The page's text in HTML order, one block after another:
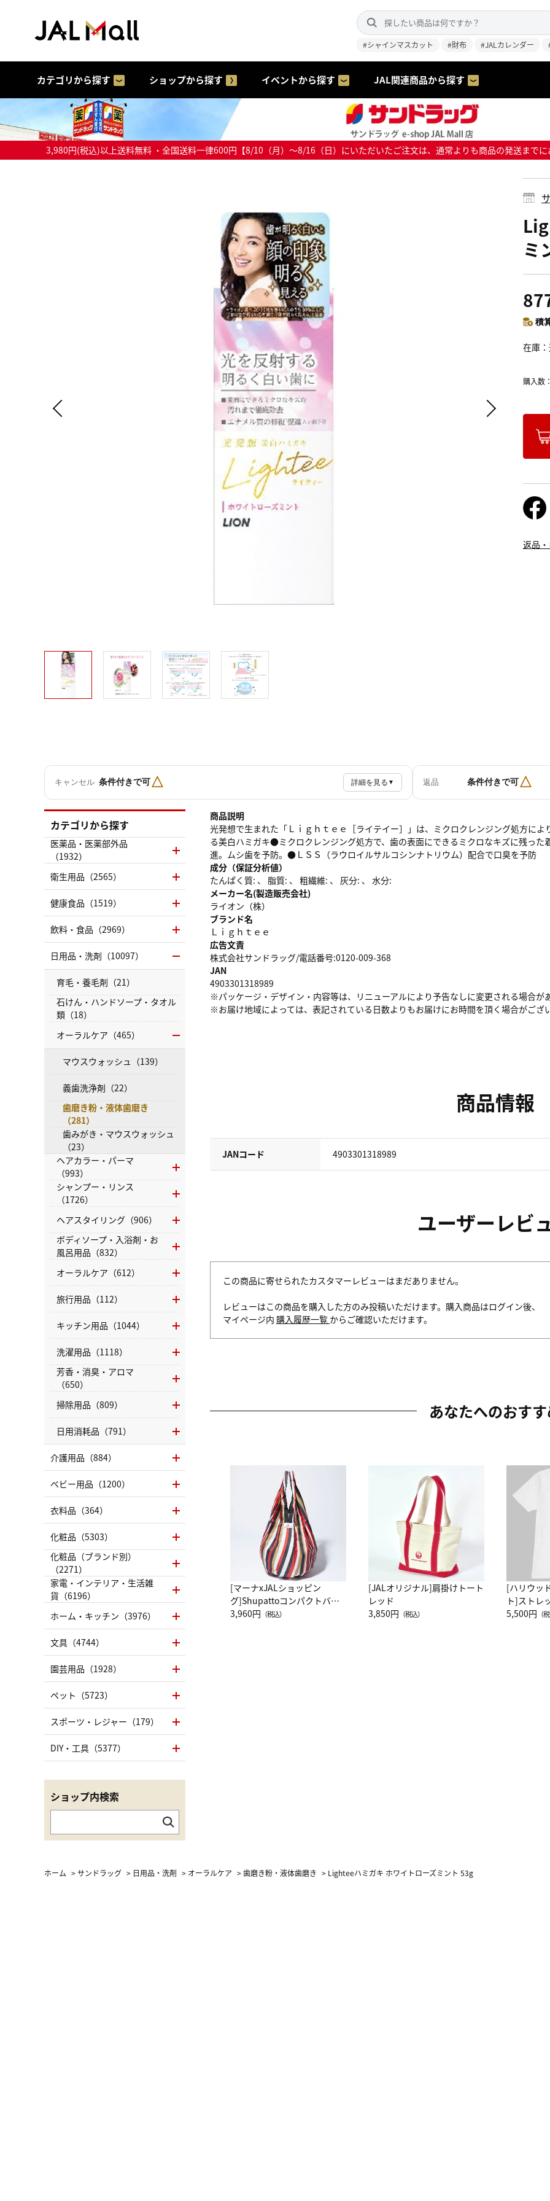
#シャインマスカット #財布 #JALカレンダー
カテゴリから探す ショップから探す イベントから探す JAL関連商品から探す
3,980円(税込)以上送料無料 ・全国送料一律600円【8/10（月）～8/16（日）にいただいたご注文は、通常よりも商品の発送まで
ミ
積
在庫
購入数
返品
キャンセル 条件付きで可△ 詳細を見る ▼ 返品 条件付きで可△
商品説明
光発想で生まれた「Ｌｉｇｈｔｅｅ［ライテイー］」は、ミクロクレンジング処方に
る美白ハミガキ●ミクロクレンジング処方で、歯の表面にできるミクロなキズに残っ
進。ムシ歯を予防。●ＬＳＳ（ラウロイルサルコシンナトリウム）配合で口臭を予防
成分（保証分析値）
たんぱく質: 、 脂質: 、 粗繊維: 、 灰分: 、 水分:
メーカー名(製造販売会社)
ライオン（株）
ブランド名
Ｌｉｇｈｔｅｅ
広告文責
株式会社サンドラッグ/電話番号:0120-009-368
JAN
4903301318989
※パッケージ・デザイン・内容等は、リニューアルにより予告なしに変更される場合が
※お届け地域によっては、表記されている日数よりもお届けにお時間を頂く場合がござ
商品情報
JANコード 4903301318989
ユーザーレビ
この商品に寄せられたカスタマーレビューはまだありません。
レビューはこの商品を購入した方のみ投稿いただけます。購入商品はログイン後、
マイページ内 購入履歴一覧 からご確認いただけます。
あなたへのおす
[マーナxJALショッピン
グ]Shupattoコンパクトバッ
グ Drop JAL客室乗務員
3,960円 （税込）
[JALオリジナル]肩掛けトート
レッド
3,850円 （税込）
[ハリウッ
ト]ストレ
ーネック
5,500円 （
カテゴリから探す
医薬品・医薬部外品
（1932）
衛生用品（2565）
健康食品（1519）
飲料・食品（2969）
日用品・洗剤（10097）
育毛・養毛剤（21）
石けん・ハンドソープ・タオル
類（18）
オーラルケア（465）
マウスウォッシュ（139）
義歯洗浄剤（22）
歯磨き粉・液体歯磨き
（281）
歯みがき・マウスウォッシュ
（23）
ヘアカラー・パーマ
（993）
シャンプー・リンス
（1726）
ヘアスタイリング（906）
ボディソープ・入浴剤・お
風呂用品（832）
オーラルケア（612）
旅行用品（112）
キッチン用品（1044）
洗濯用品（1118）
芳香・消臭・アロマ
（650）
掃除用品（809）
日用消耗品（791）
介護用品（884）
ベビー用品（1200）
衣料品（364）
化粧品（5303）
化粧品（ブランド別）
（2271）
家電・インテリア・生活雑
貨（6196）
ホーム・キッチン（3976）
文具（4744）
園芸用品（1928）
ペット（5723）
スポーツ・レジャー（179）
DIY・工具（5377）
ショップ内検索
ホーム >サンドラッグ > 日用品・洗剤 > オーラルケア >歯磨き粉・液体歯磨き > Lighteeハミガキ ホワイトローズミント 53g